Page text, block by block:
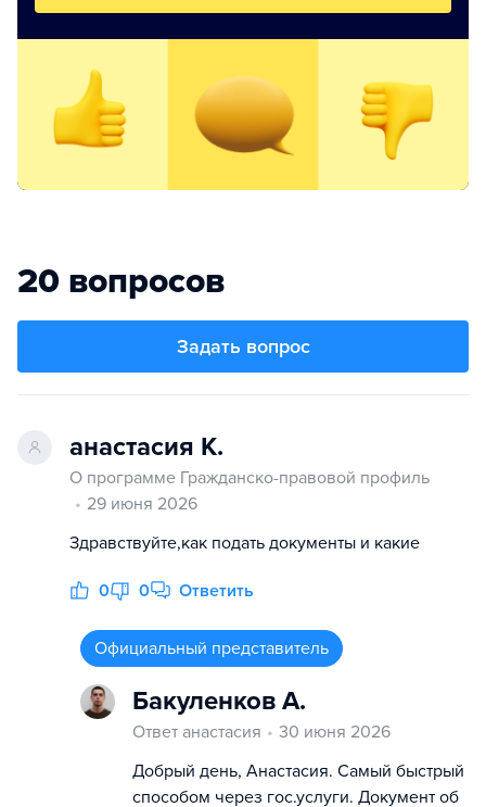
20 вопросов
Задать вопрос
анастасия К.
О программе Гражданско-правовой профиль
29 июня 2026
Здравствуйте,как подать документы и какие
0 0 Ответить
Официальный представитель
Бакуленков А.
Ответ анастасия
30 июня 2026
Добрый день, Анастасия. Самый быстрый
способом через гос.услуги. Документ об